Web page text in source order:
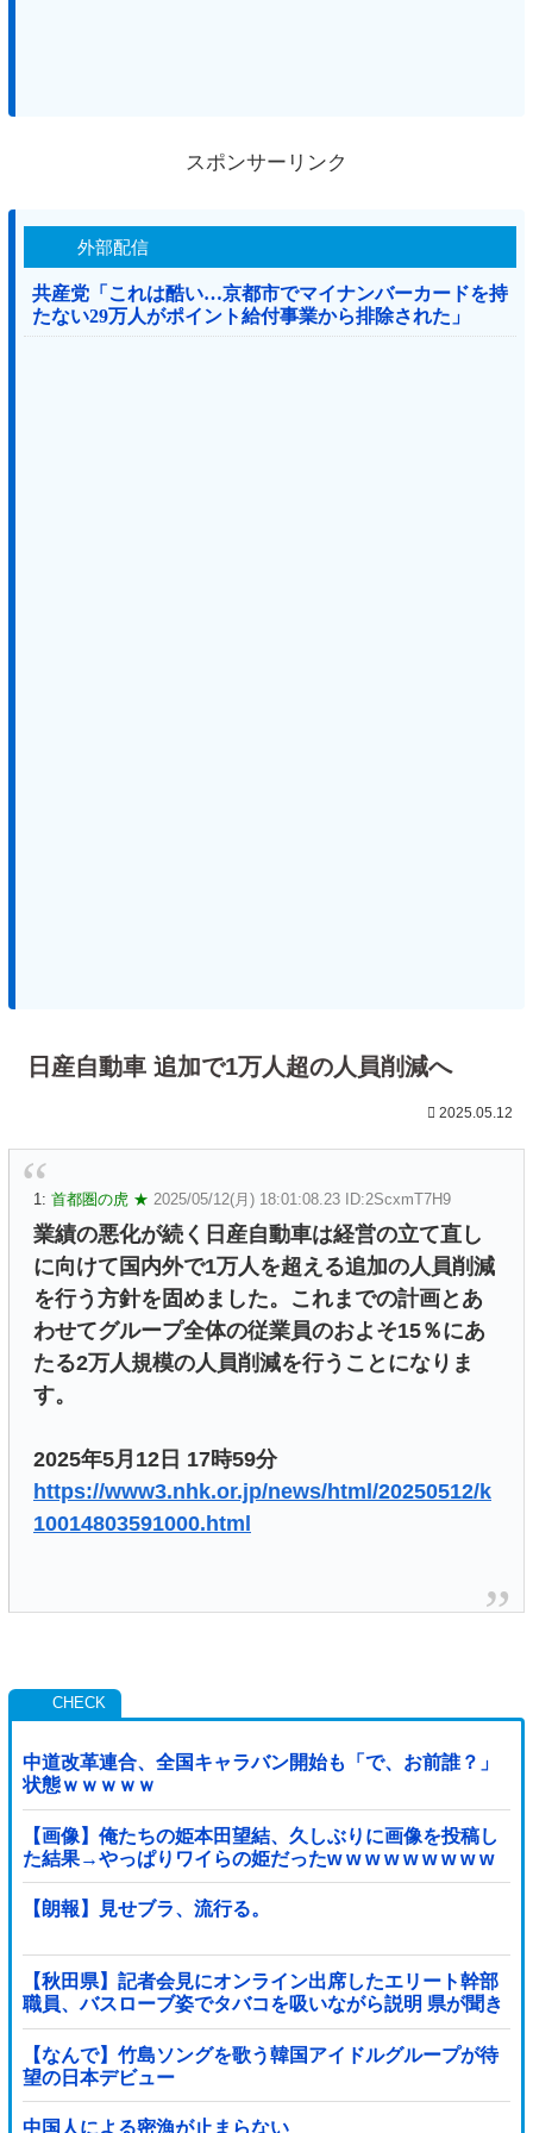
スポンサーリンク
外部配信
共産党「これは酷い…京都市でマイナンバーカードを持
たない29万人がポイント給付事業から排除された」
日産自動車 追加で1万人超の人員削減へ
2025.05.12
1: 首都圏の虎 ★ 2025/05/12(月) 18:01:08.23 ID:2ScxmT7H9
業績の悪化が続く日産自動車は経営の立て直し
に向けて国内外で1万人を超える追加の人員削減
を行う方針を固めました。これまでの計画とあ
わせてグループ全体の従業員のおよそ15％にあ
たる2万人規模の人員削減を行うことになりま
す。
2025年5月12日 17時59分
https://www3.nhk.or.jp/news/html/20250512/k
10014803591000.html
中道改革連合、全国キャラバン開始も「で、お前誰？」
状態ｗｗｗｗｗ
【画像】俺たちの姫本田望結、久しぶりに画像を投稿し
た結果→やっぱりワイらの姫だったw w w w w w w w w
w
【朗報】見せブラ、流行る。
【秋田県】記者会見にオンライン出席したエリート幹部
職員、バスローブ姿でタバコを吸いながら説明 県が聞き
取りへ
【なんで】竹島ソングを歌う韓国アイドルグループが待
望の日本デビュー
中国人による密漁が止まらない